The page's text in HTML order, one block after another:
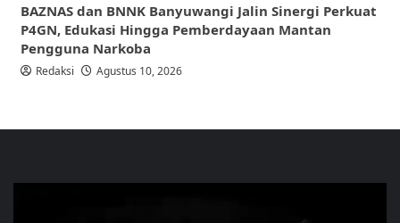
BAZNAS dan BNNK Banyuwangi Jalin Sinergi Perkuat
P4GN, Edukasi Hingga Pemberdayaan Mantan
Pengguna Narkoba
Redaksi Agustus 10, 2026